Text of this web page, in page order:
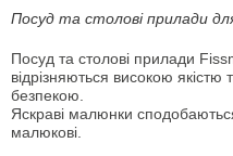
Посуд та столові прилади
Посуд та столові прилади
відрізняються високою якістю
безпекою.
Яскраві малюнки
малюкові.